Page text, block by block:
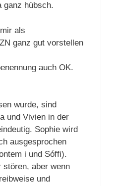
ganz hübsch.
als
ganz gut vorstellen
auch OK.
wurde, sind
und Vivien in der
Sophie wird
ausgesprochen
i und Sóffi).
stören, aber wenn
und